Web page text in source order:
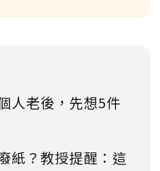
人老後，先想5件
紙？教授提醒：這